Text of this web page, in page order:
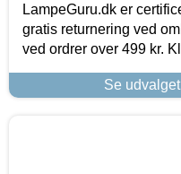
LampeGuru.dk er
gratis returnering ved
ved ordrer over 499 kr.
Se